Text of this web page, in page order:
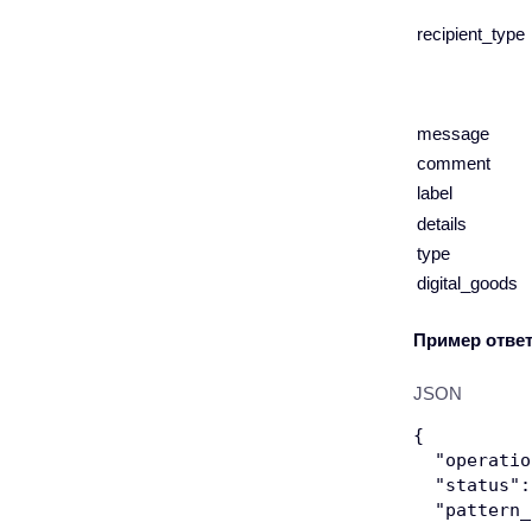
recipient_type
message
comment
label
details
type
digital_goods
Пример
JSON
{
"status" :